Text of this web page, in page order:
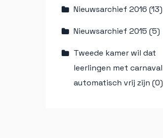
Nieuwsarchief 2016 (13)
Nieuwsarchief 2015 (5)
Tweede kamer wil dat
leerlingen met carnaval
automatisch vrij zijn (0)